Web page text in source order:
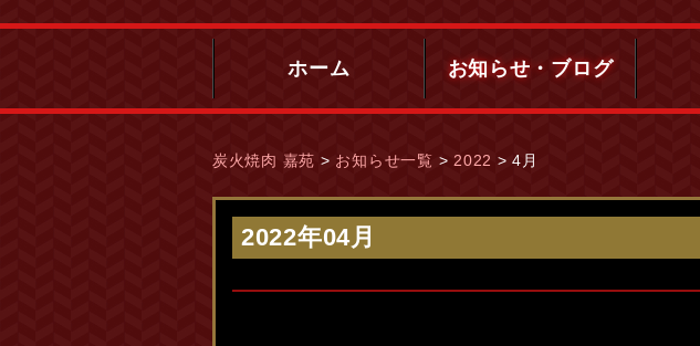
ホーム お知らせ・ブログ
炭火焼肉 嘉苑 > お知らせ一覧 > 2022 >4月
2022年04月